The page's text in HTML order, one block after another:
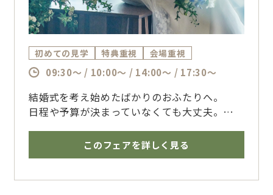
初めての見学 特典重視 会場重視
09:30～ / 10:00～ / 14:00～ / 17:30～
結婚式を考え始めたばかりのおふたりへ。
日程や予算が決まっていなくても大丈夫。
博多で結婚式を挙げるならザ・フォレストテラ
このフェアを詳しく見る